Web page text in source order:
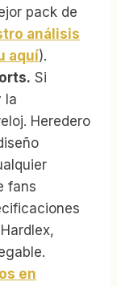
pack de
análisis
aquí).
Si
la
Heredero
fans
en